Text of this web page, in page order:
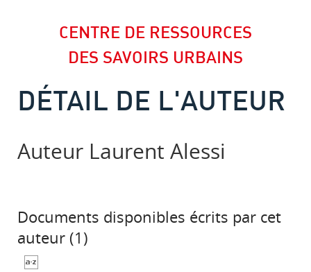
CENTRE DE RESSOURCES
DES SAVOIRS URBAINS
DÉTAIL DE L'AUTEUR
Auteur Laurent Alessi
Documents disponibles écrits par cet
auteur (1 )